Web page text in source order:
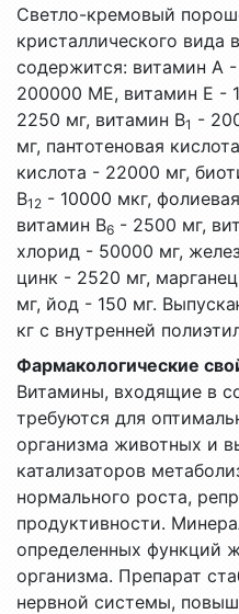
Светло-кремовый
кристаллического вида
содержится: витамин А
200000 МЕ, витамин Е -
2250 мг, витамин В1 -
мг, пантотеновая
кислота - 22000 мг,
В12 - 10000 мкг,
витамин В6 - 2500 мг,
хлорид - 50000 мг,
цинк - 2520 мг,
мг, йод - 150 мг.
кг с внутренней
Фармакологические
Витамины, входящие в
требуются для
организма животных и
катализаторов
нормального роста,
продуктивности.
определенных функций
организма. Препарат
нервной системы,